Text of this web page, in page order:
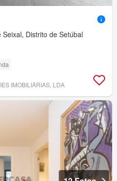
Distrito de Setúbal
IMOBILIÁRIAS, LDA